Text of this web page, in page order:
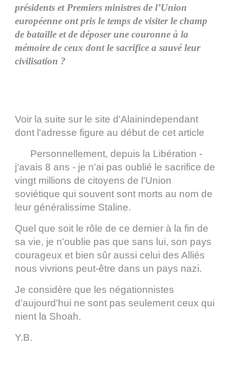
présidents et Premiers ministres de l’Union
européenne ont pris le temps de visiter le champ
de bataille et de déposer une couronne à la
mémoire de ceux dont le sacrifice a sauvé leur
civilisation ?
Voir la suite sur le site d'Alainindependant
dont l'adresse figure au début de cet article
Personnellement, depuis la Libération -
j'avais 8 ans - je n'ai pas oublié le sacrifice de
vingt millions de citoyens de l'Union
soviétique qui souvent sont morts au nom de
leur généralissime Staline.
Quel que soit le rôle de ce dernier à la fin de
sa vie, je n'oublie pas que sans lui, son pays
courageux et bien sûr aussi celui des Alliés
nous vivrions peut-être dans un pays nazi.
Je considère que les négationnistes
d'aujourd'hui ne sont pas seulement ceux qui
nient la Shoah.
Y.B.